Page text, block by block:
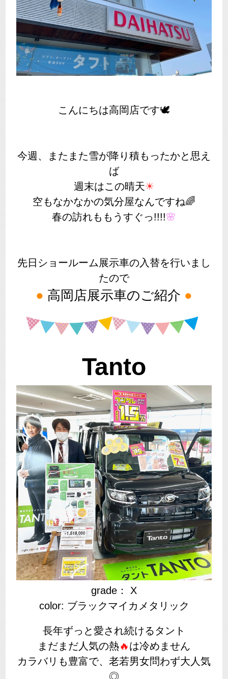
こんにちは高岡店です🕊
今週、またまた雪が降り積もったかと思え
ば
週末はこの晴天☀
空もなかなかの気分屋なんですね🌈
春の訪れももうすぐっ!!!!🌸
先日ショールーム展示車の入替を行いまし
たので
● 高岡店展示車のご紹介 ●
Tanto
grade： X
color: ブラックマイカメタリック
長年ずっと愛され続けるタント
まだまだ人気の熱🔥は冷めません
カラバリも豊富で、老若男女問わず大人気
◎